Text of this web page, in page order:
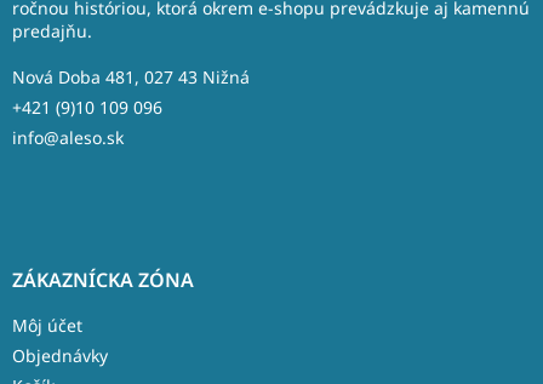
ročnou históriou, ktorá okrem e-shopu prevádzkuje aj kamennú
predajňu.
Nová Doba 481, 027 43 Nižná
+421 (9)10 109 096
info@aleso.sk
ZÁKAZNÍCKA ZÓNA
Môj účet
Objednávky